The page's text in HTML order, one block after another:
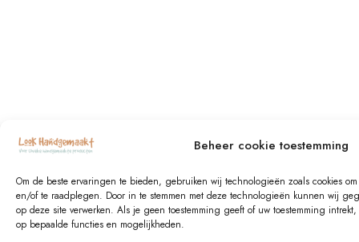
Beheer cookie toestemming
Om de beste ervaringen te bieden, gebruiken wij technologieën zoals cookies
en/of te raadplegen. Door in te stemmen met deze technologieën kunnen wij
op deze site verwerken. Als je geen toestemming geeft of uw toestemming
op bepaalde functies en mogelijkheden.